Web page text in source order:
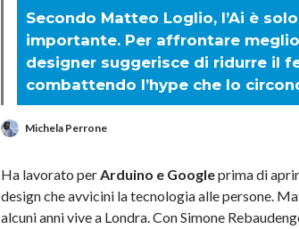
Secondo Matteo Loglio, l’Ai è
importante. Per affrontare
designer suggerisce di ridurre il
combattendo l’hype che lo
Michela Perrone
Ha lavorato perArduino e Googleprima di
design che avvicini la tecnologia alle persone.
alcuni anni vive a Londra. Con Simone